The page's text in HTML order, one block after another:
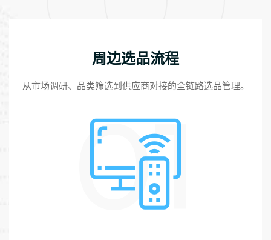
周边选品流程
从市场调研、品类筛选到供应商对接的全链路选品管理。
01